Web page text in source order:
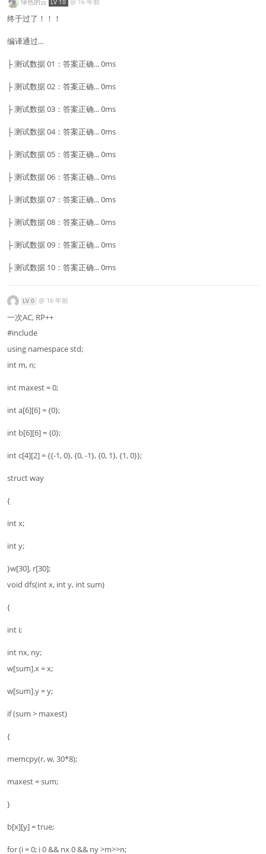
LV 10
终于过了！！！
编译通过...
├ 测试数据 01：答案正确... 0ms
├ 测试数据 02：答案正确... 0ms
├ 测试数据 03：答案正确... 0ms
├ 测试数据 04：答案正确... 0ms
├ 测试数据 05：答案正确... 0ms
├ 测试数据 06：答案正确... 0ms
├ 测试数据 07：答案正确... 0ms
├ 测试数据 08：答案正确... 0ms
├ 测试数据 09：答案正确... 0ms
├ 测试数据 10：答案正确... 0ms
LV 0 @ 16 年前
一次AC, RP++
#include
using namespace std;
int m, n;
int maxest = 0;
int a[6][6] = {0};
int b[6][6] = {0};
int c[4][2] = {{-1, 0}, {0, -1}, {0, 1}, {1, 0}};
struct way
{
int x;
int y;
}w[30], r[30];
void dfs(int x, int y, int sum)
{
int i;
int nx, ny;
w[sum].x = x;
w[sum].y = y;
if (sum > maxest)
{
memcpy(r, w, 30*8);
maxest = sum;
}
b[x][y] = true;
for (i = 0; i 0 && nx 0 && ny >m>>n;